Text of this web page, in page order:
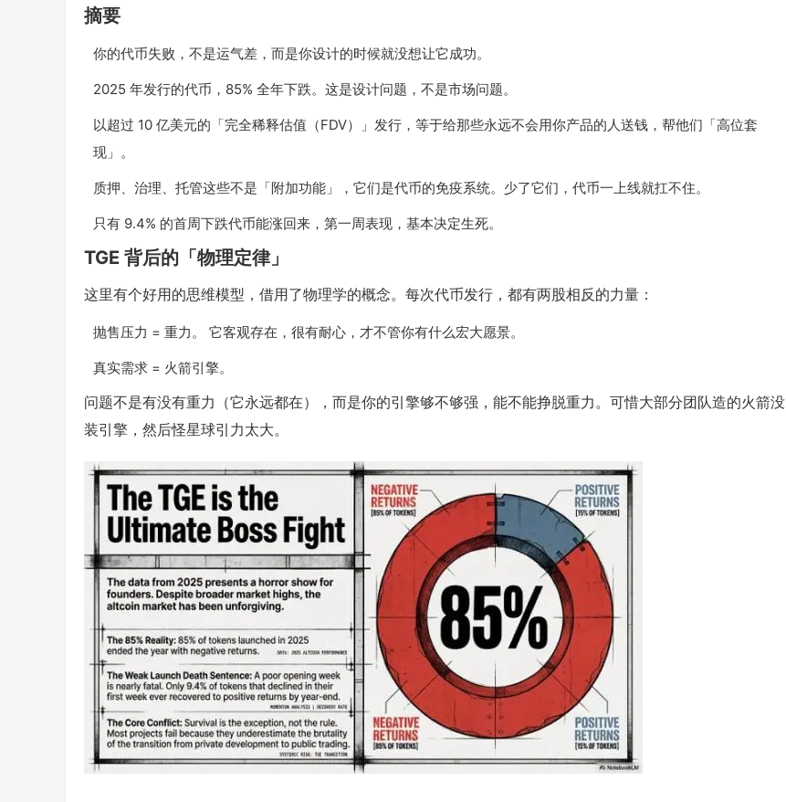
摘要
你的代币失败，不是运气差，而是你设计的时候就没想让它成功。
2025 年发行的代币，85% 全年下跌。这是设计问题，不是市场问题。
以超过 10 亿美元的「完全稀释估值（FDV）」发行，等于给那些永远不会用你产品的人送钱，帮他们「高位套
现」。
质押、治理、托管这些不是「附加功能」，它们是代币的免疫系统。少了它们，代币一上线就扛不住。
只有 9.4% 的首周下跌代币能涨回来，第一周表现，基本决定生死。
TGE 背后的「物理定律」
这里有个好用的思维模型，借用了物理学的概念。每次代币发行，都有两股相反的力量：
抛售压力 = 重力。 它客观存在，很有耐心，才不管你有什么宏大愿景。
真实需求 = 火箭引擎。
问题不是有没有重力（它永远都在），而是你的引擎够不够强，能不能挣脱重力。可惜大部分团队造的火箭没
装引擎，然后怪星球引力太大。